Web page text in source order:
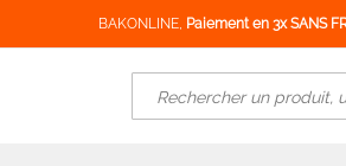
BAKONLINE, Paiement en 3x SANS